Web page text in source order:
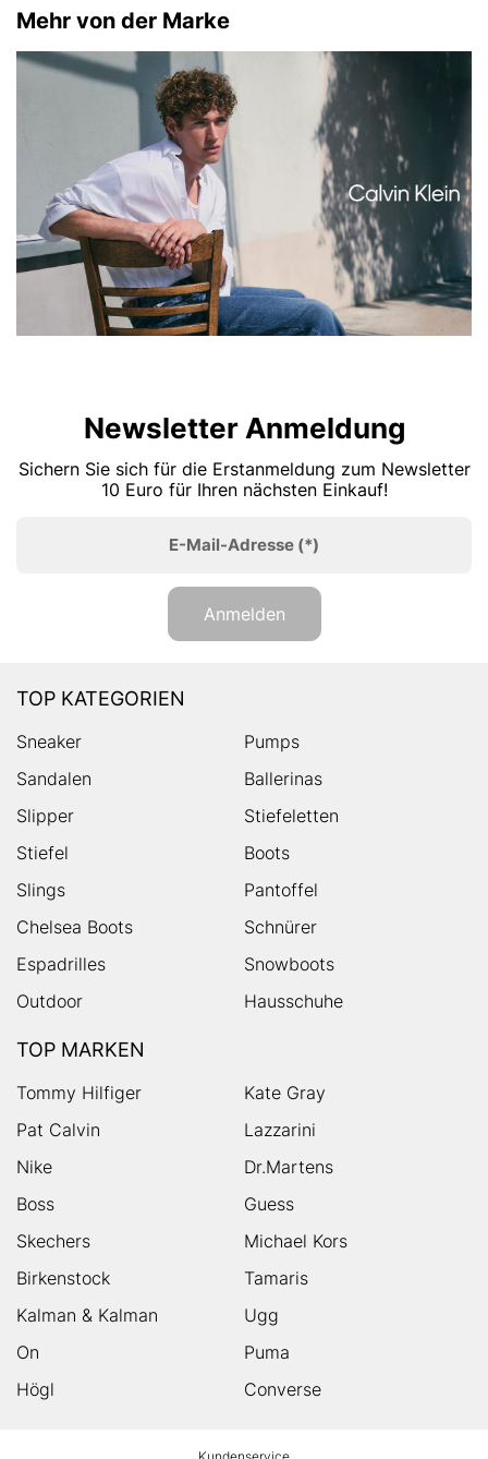
Mehr von der Marke
Newsletter Anmeldung
Sichern Sie sich für die Erstanmeldung zum Newsletter
10 Euro für Ihren nächsten Einkauf!
E-Mail-Adresse (*)
Anmelden
TOP KATEGORIEN
Sneaker
Pumps
Sandalen
Ballerinas
Slipper
Stiefeletten
Stiefel
Boots
Slings
Pantoffel
Chelsea Boots
Schnürer
Espadrilles
Snowboots
Outdoor
Hausschuhe
TOP MARKEN
Tommy Hilfiger
Kate Gray
Pat Calvin
Lazzarini
Nike
Dr.Martens
Boss
Guess
Skechers
Michael Kors
Birkenstock
Tamaris
Kalman & Kalman
Ugg
On
Puma
Högl
Converse